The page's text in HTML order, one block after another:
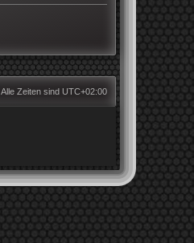
Alle Zeiten sind UTC+02:00